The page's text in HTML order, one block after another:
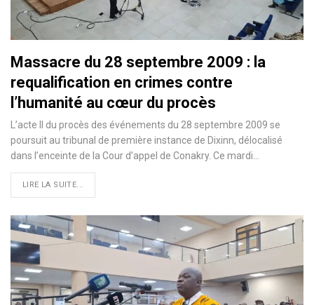
Massacre du 28 septembre 2009 : la
requalification en crimes contre
l’humanité au cœur du procès
L’acte II du procès des événements du 28 septembre 2009 se
poursuit au tribunal de première instance de Dixinn, délocalisé
dans l’enceinte de la Cour d’appel de Conakry. Ce mardi…
LIRE LA SUITE...